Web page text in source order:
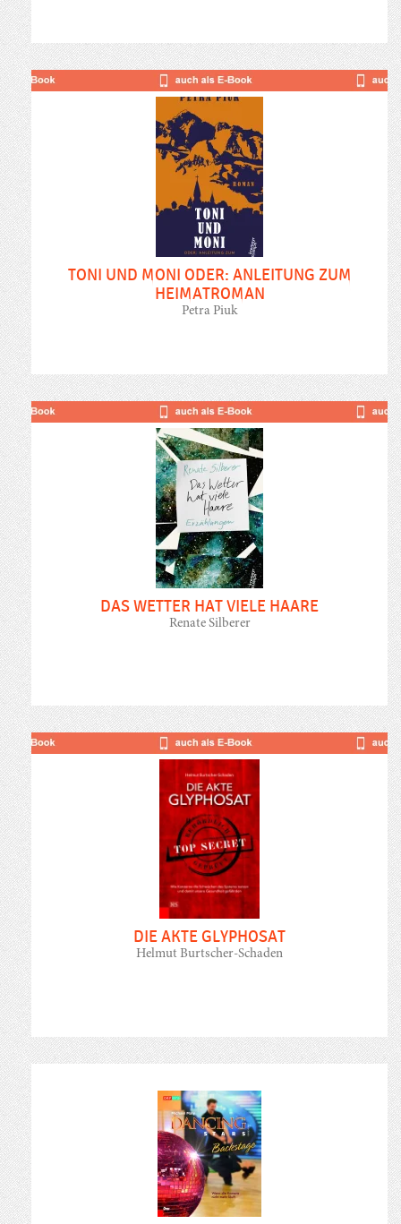
TONI UND MONI ODER: ANLEITUNG ZUM
HEIMATROMAN
Petra Piuk
DAS WETTER HAT VIELE HAARE
Renate Silberer
DIE AKTE GLYPHOSAT
Helmut Burtscher-Schaden